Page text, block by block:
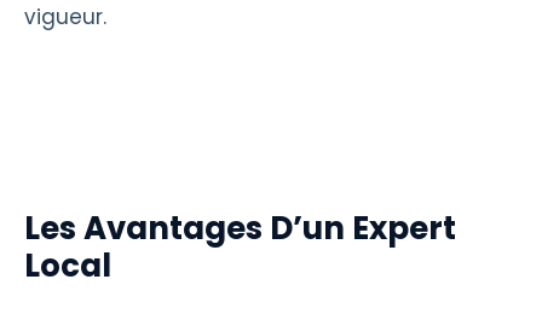
vigueur.
Les Avantages D’un Expert
Local